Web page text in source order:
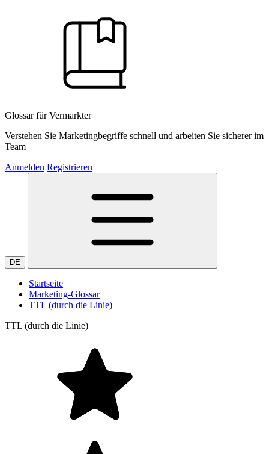
Glossar für Vermarkter
Verstehen Sie Marketingbegriffe schnell und arbeiten Sie sicherer im
Team
Anmelden Registrieren
DE
Startseite
Marketing-Glossar
TTL (durch die Linie)
TTL (durch die Linie)